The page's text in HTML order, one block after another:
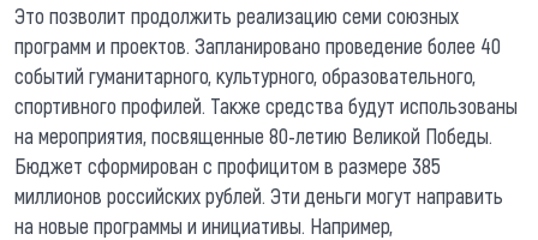
Это позволит продолжить реализацию семи союзных
программ и проектов. Запланировано проведение более 40
событий гуманитарного, культурного, образовательного,
спортивного профилей. Также средства будут использованы
на мероприятия, посвященные 80-летию Великой Победы.
Бюджет сформирован с профицитом в размере 385
миллионов российских рублей. Эти деньги могут направить
на новые программы и инициативы. Например,